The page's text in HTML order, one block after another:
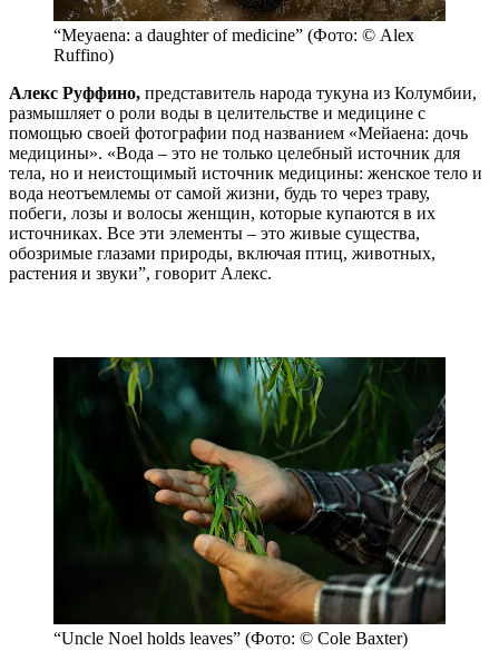
“Meyaena: a daughter of medicine” (Фото: © Alex
Ruffino)
Алекс Руффино, представитель народа тукуна из Колумбии,
размышляет о роли воды в целительстве и медицине с
помощью своей фотографии под названием «Мейаена: дочь
медицины». «Вода – это не только целебный источник для
тела, но и неистощимый источник медицины: женское тело и
вода неотъемлемы от самой жизни, будь то через траву,
побеги, лозы и волосы женщин, которые купаются в их
источниках. Все эти элементы – это живые существа,
обозримые глазами природы, включая птиц, животных,
растения и звуки”, говорит Алекс.
“Uncle Noel holds leaves” (Фото: © Cole Baxter)